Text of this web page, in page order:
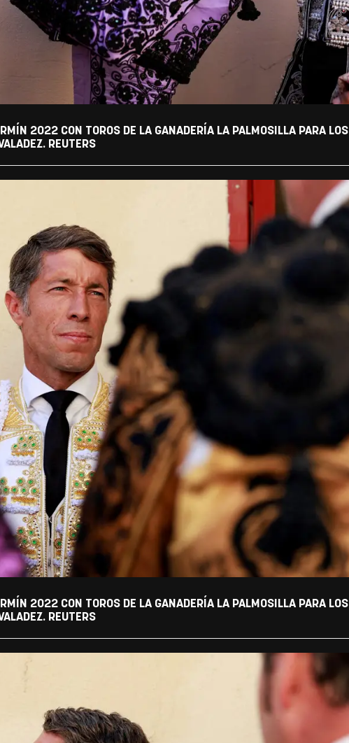
2022 CON TOROS DE LA GANADERÍA LA PALMOSILLA PARA LOS
REUTERS
2022 CON TOROS DE LA GANADERÍA LA PALMOSILLA PARA LOS
REUTERS